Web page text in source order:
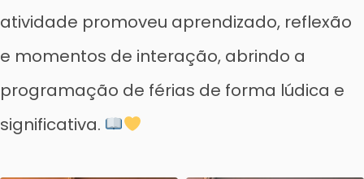
atividade promoveu aprendizado, reflexão
e momentos de interação, abrindo a
programação de férias de forma lúdica e
significativa.